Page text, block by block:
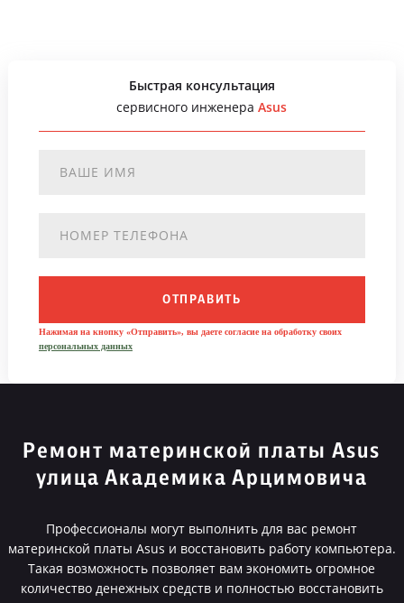
Быстрая консультация
сервисного инженераAsus
ОТПРАВИТЬ
Нажимая на кнопку «Отправить», вы даете согласие на обработку своих
персональных данных
Ремонт материнской платы Asus
улица Академика Арцимовича
Профессионалы могут выполнить для вас ремонт
материнской платы Asus и восстановить работу компьютера.
Такая возможность позволяет вам экономить огромное
количество денежных средств и полностью восстановить